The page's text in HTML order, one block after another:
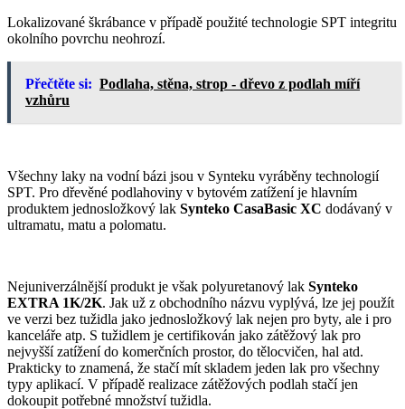
Lokalizované škrábance v případě použité technologie SPT integritu
okolního povrchu neohrozí.
Přečtěte si: Podlaha, stěna, strop - dřevo z podlah míří
vzhůru
Všechny laky na vodní bázi jsou v Synteku vyráběny technologií
SPT. Pro dřevěné podlahoviny v bytovém zatížení je hlavním
produktem jednosložkový lak Synteko CasaBasic XC dodávaný v
ultramatu, matu a polomatu.
Nejuniverzálnější produkt je však polyuretanový lak Synteko
EXTRA 1K/2K. Jak už z obchodního názvu vyplývá, lze jej použít
ve verzi bez tužidla jako jednosložkový lak nejen pro byty, ale i pro
kanceláře atp. S tužidlem je certifikován jako zátěžový lak pro
nejvyšší zatížení do komerčních prostor, do tělocvičen, hal atd.
Prakticky to znamená, že stačí mít skladem jeden lak pro všechny
typy aplikací. V případě realizace zátěžových podlah stačí jen
dokoupit potřebné množství tužidla.